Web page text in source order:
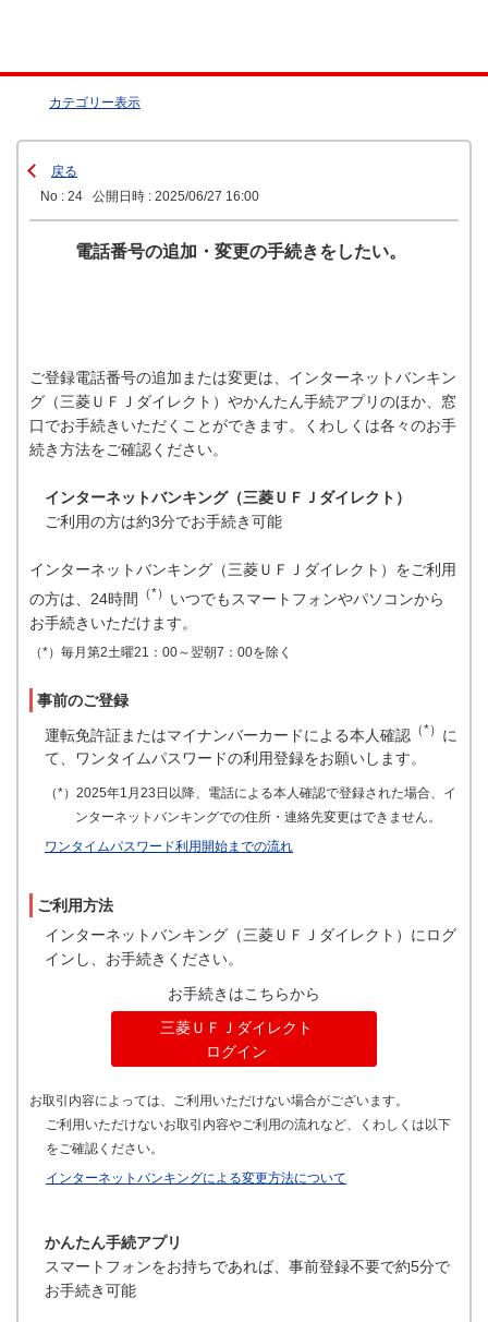
カテゴリー表示
戻る
No : 24
公開日時 : 2025/06/27 16:00
電話番号の追加・変更の手続きをしたい。
ご登録電話番号の追加または変更は、インターネットバンキン
グ（三菱ＵＦＪダイレクト）やかんたん手続アプリのほか、窓
口でお手続きいただくことができます。くわしくは各々のお手
続き方法をご確認ください。
インターネットバンキング（三菱ＵＦＪダイレクト）
ご利用の方は約3分でお手続き可能
インターネットバンキング（三菱ＵＦＪダイレクト）をご利用
の方は、24時間
（*） いつでもスマートフォンやパソコンから
お手続きいただけます。
（*）毎月第2土曜21：00～翌朝7：00を除く
事前のご登録
運転免許証またはマイナンバーカードによる本人確認 （*） に
て、ワンタイムパスワードの利用登録をお願いします。
（*）2025年1月23日以降、電話による本人確認で登録された場合、イ
ンターネットバンキングでの住所・連絡先変更はできません。
ワンタイムパスワード利用開始までの流れ
ご利用方法
インターネットバンキング（三菱ＵＦＪダイレクト）にログ
インし、お手続きください。
お手続きはこちらから
三菱ＵＦＪダイレクト
ログイン
お取引内容によっては、ご利用いただけない場合がございます。
ご利用いただけないお取引内容やご利用の流れなど、くわしくは以下
をご確認ください。
インターネットバンキングによる変更方法について
かんたん手続アプリ
スマートフォンをお持ちであれば、事前登録不要で約5分で
お手続き可能